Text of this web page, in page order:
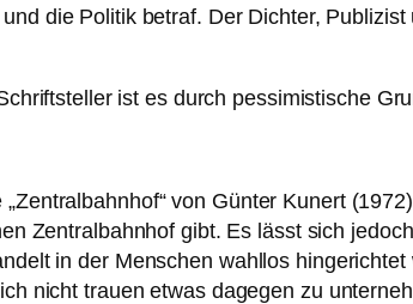
die Politik betraf. Der Dichter,
ist es durch pessimistische
von Günter Kunert
Zentralbahnhof gibt. Es lässt sich
in der Menschen wahllos
nicht trauen etwas dagegen zu